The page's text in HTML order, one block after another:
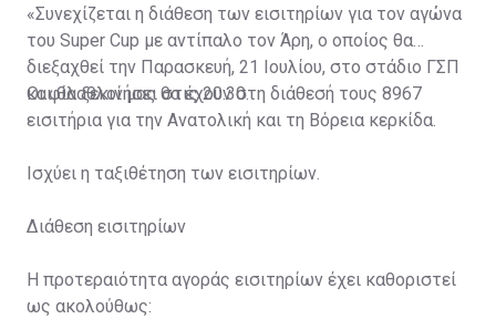
«Συνεχίζεται η διάθεση των εισιτηρίων για τον αγώνα
του Super Cup με αντίπαλο τον Άρη, ο οποίος θα
διεξαχθεί την Παρασκευή, 21 Ιουλίου, στο στάδιο ΓΣΠ
και θα ξεκινήσει στις 20:30.
Οι φίλαθλοί μας θα έχουν στη διάθεσή τους 8967
εισιτήρια για την Ανατολική και τη Βόρεια κερκίδα.
Ισχύει η ταξιθέτηση των εισιτηρίων.
Διάθεση εισιτηρίων
Η προτεραιότητα αγοράς εισιτηρίων έχει καθοριστεί
ως ακολούθως: